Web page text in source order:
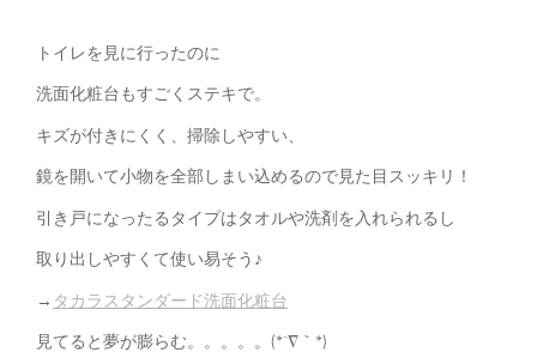
トイレを見に行ったのに
洗面化粧台もすごくステキで。
キズが付きにくく、掃除しやすい、
鏡を開いて小物を全部しまい込めるので見た目スッキリ！
引き戸になったるタイプはタオルや洗剤を入れられるし
取り出しやすくて使い易そう♪
→ タカラスタンダード洗面化粧台
見てると夢が膨らむ。。。。。(*´∇｀*)